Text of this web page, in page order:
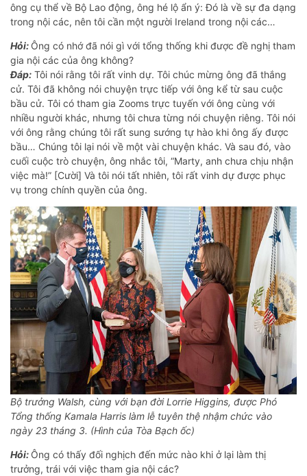
ông cụ thể về Bộ Lao động, ông hé lộ ẩn ý: Đó là về sự đa dạng
trong nội các, nên tôi cần một người Ireland trong nội các…
Hỏi: Ông có nhớ đã nói gì với tổng thống khi được đề nghị tham
gia nội các của ông không?
Đáp: Tôi nói rằng tôi rất vinh dự. Tôi chúc mừng ông đã thắng
cử. Tôi đã không nói chuyện trực tiếp với ông kể từ sau cuộc
bầu cử. Tôi có tham gia Zooms trực tuyến với ông cùng với
nhiều người khác, nhưng tôi chưa từng nói chuyện riêng. Tôi nói
với ông rằng chúng tôi rất sung sướng tự hào khi ông ấy được
bầu… Chúng tôi lại nói về một vài chuyện khác. Và sau đó, vào
cuối cuộc trò chuyện, ông nhắc tôi, “Marty, anh chưa chịu nhận
việc mà!” [Cười] Và tôi nói tất nhiên, tôi rất vinh dự được phục
vụ trong chính quyền của ông.
Bộ trưởng Walsh, cùng với bạn đời Lorrie Higgins, được Phó
Tổng thống Kamala Harris làm lễ tuyên thệ nhậm chức vào
ngày 23 tháng 3. (Hình của Tòa Bạch ốc)
Hỏi: Ông có thấy đối nghịch đến mức nào khi ở lại làm thị
trưởng, trái với việc tham gia nội các?